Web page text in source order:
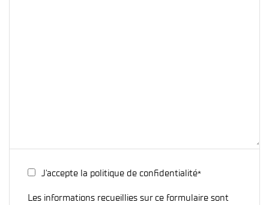
J'accepte la politique de confidentialité*
Les informations recueillies sur ce formulaire sont